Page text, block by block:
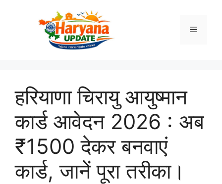
Menu
हरियाणा चिरायु आयुष्मान
कार्ड आवेदन 2026 : अब
₹1500 देकर बनवाएं
कार्ड, जानें पूरा तरीका।